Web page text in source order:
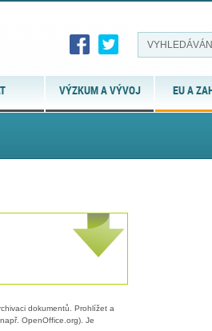
VÝZKUM A VÝVOJ EU A
dokumentů. Prohlížet a
OpenOffice.org). Je